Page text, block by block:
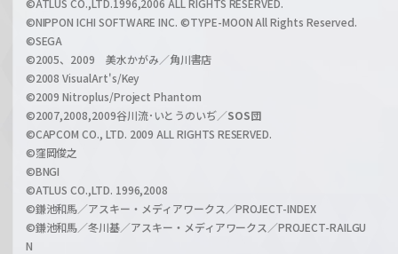
a
n
l
©NIPPON ICHI SOFTWARE INC. ©TYPE-MOON All Rights Reserved.
©SEGA
©2005、2009 美水かがみ／角川書店
©2008 VisualArt's/Key
©2009 Nitroplus/Project Phantom
©2007,2008,2009谷川流･いとうのいぢ／SOS団
©CAPCOM CO., LTD. 2009 ALL RIGHTS RESERVED.
©窪岡俊之
©BNGI
©ATLUS CO.,LTD. 1996,2008
©鎌池和馬／アスキー・メディアワークス／PROJECT-INDEX
©鎌池和馬／冬川基／アスキー・メディアワークス／PROJECT-RAILGU
N